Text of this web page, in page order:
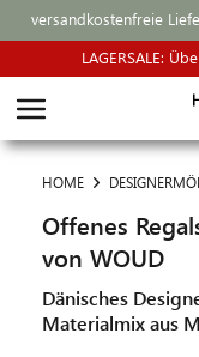
versandkostenfreie
LAGERSALE:
HOME
Offenes
von WOUD
Dänisches
Materialmix aus